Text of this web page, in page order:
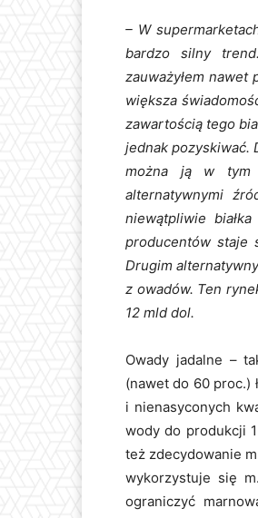
– W
bardzo silny
zauważyłem nawet
większa
zawartością tego
jednak pozyskiwać.
można ją w tym
alternatywnymi
niewątpliwie
producentów staje
Drugim
z owadów. Ten
12 mld dol.
Owady jadalne –
(nawet do 60 proc.)
i nienasyconych
wody do produkcji
też zdecydowanie
wykorzystuje się
ograniczyć